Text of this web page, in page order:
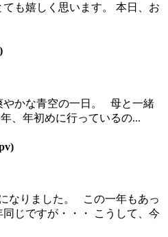
も嬉しく思います。 本日、お
やかな青空の一日。 母と一緒
、年初めに行っているの...
なりました。 この一年もあっ
じですが・・・ こうして、今